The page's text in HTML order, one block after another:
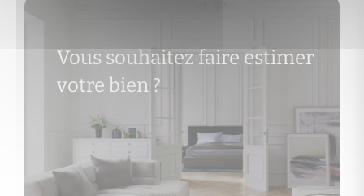
Vous souhaitez faire estimer
votre bien ?